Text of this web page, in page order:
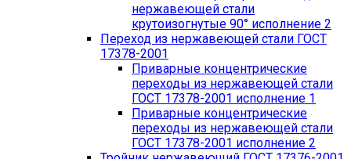
нержавеющей стали
крутоизогнутые 90° исполнение 2
Переход из нержавеющей стали ГОСТ
17378-2001
Приварные концентрические
переходы из нержавеющей стали
ГОСТ 17378-2001 исполнение 1
Приварные концентрические
переходы из нержавеющей стали
ГОСТ 17378-2001 исполнение 2